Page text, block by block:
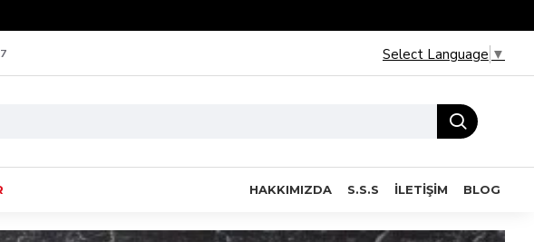
Select Language ▼
HAKKIMIZDA S.S.S İLETIŞIM BLOG